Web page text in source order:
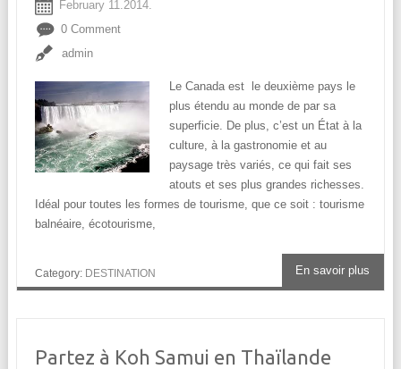
February 11.2014.
0 Comment
admin
Le Canada est le deuxième pays le
plus étendu au monde de par sa
superficie. De plus, c’est un État à la
culture, à la gastronomie et au
paysage très variés, ce qui fait ses
atouts et ses plus grandes richesses.
Idéal pour toutes les formes de tourisme, que ce soit : tourisme
balnéaire, écotourisme,
Category: DESTINATION En savoir plus
Partez à Koh Samui en Thaïlande